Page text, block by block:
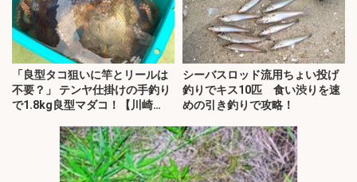
「良型タコ狙いに竿とリールは
不要？」 テンヤ仕掛けの手釣り
で1.8kg良型マダコ！【川崎
シーバスロッド流用ちょい投げ
釣りでキス10匹 食い渋りを速
めの引き釣りで攻略！